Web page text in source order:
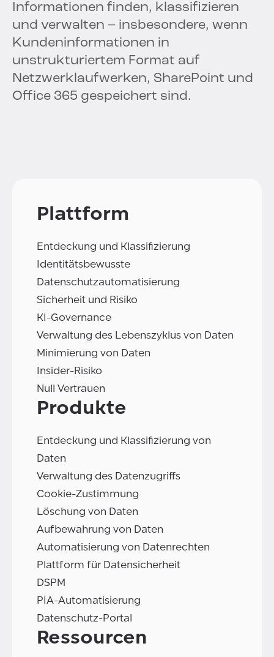
Informationen finden, klassifizieren
und verwalten – insbesondere, wenn
Kundeninformationen in
unstrukturiertem Format auf
Netzwerklaufwerken, SharePoint und
Office 365 gespeichert sind.
Plattform
Entdeckung und Klassifizierung
Identitätsbewusste
Datenschutzautomatisierung
Sicherheit und Risiko
KI-Governance
Verwaltung des Lebenszyklus von Daten
Minimierung von Daten
Insider-Risiko
Null Vertrauen
Produkte
Entdeckung und Klassifizierung von
Daten
Verwaltung des Datenzugriffs
Cookie-Zustimmung
Löschung von Daten
Aufbewahrung von Daten
Automatisierung von Datenrechten
Plattform für Datensicherheit
DSPM
PIA-Automatisierung
Datenschutz-Portal
Ressourcen